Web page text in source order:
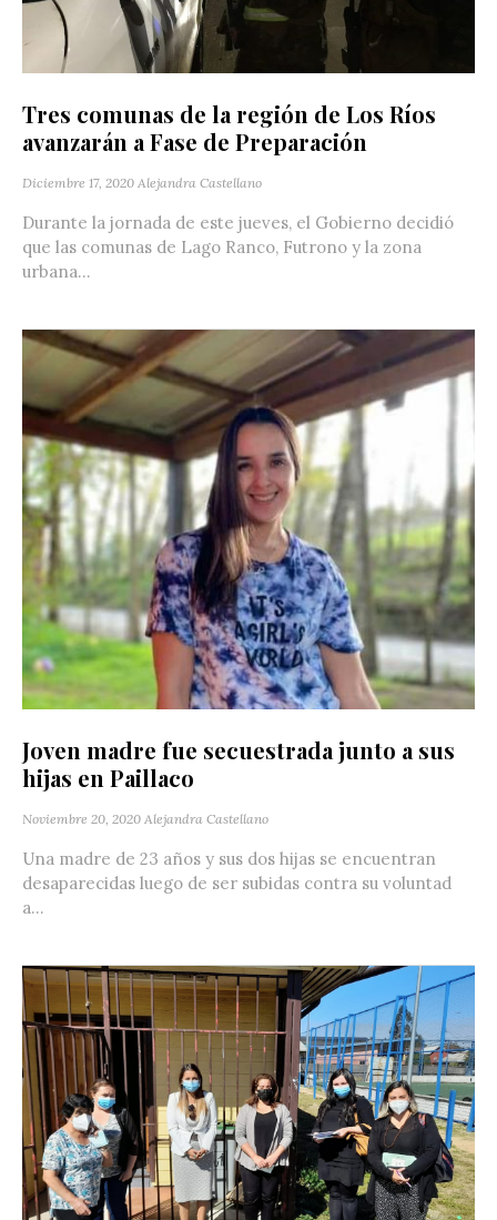
Tres comunas de la región de Los Ríos
avanzarán a Fase de Preparación
Diciembre 17, 2020 Alejandra Castellano
Durante la jornada de este jueves, el Gobierno decidió
que las comunas de Lago Ranco, Futrono y la zona
urbana...
Joven madre fue secuestrada junto a sus
hijas en Paillaco
Noviembre 20, 2020 Alejandra Castellano
Una madre de 23 años y sus dos hijas se encuentran
desaparecidas luego de ser subidas contra su voluntad
a...